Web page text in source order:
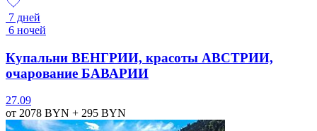
7 дней
6 ночей
Купальни ВЕНГРИИ, красоты АВСТРИИ,
очарование БАВАРИИ
27.09
от 2078 BYN + 295 BYN